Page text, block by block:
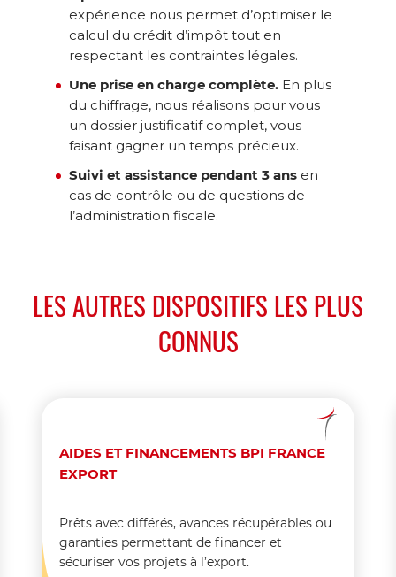
expérience nous permet d’optimiser le
calcul du crédit d’impôt tout en
respectant les contraintes légales.
Une prise en charge complète.En plus
du chiffrage, nous réalisons pour vous
un dossier justificatif complet, vous
faisant gagner un temps précieux.
Suivi et assistance pendant 3 ansen
cas de contrôle ou de questions de
l’administration fiscale.
LES AUTRES DISPOSITIFS LES PLUS
CONNUS
AIDES ET FINANCEMENTS BPI FRANCE
EXPORT
Prêts avec différés, avances récupérables ou
garanties permettant de financer et
sécuriser vos projets à l’export.